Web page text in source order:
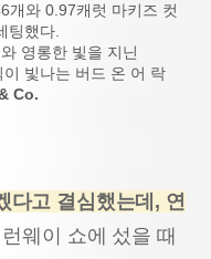
개와 0.97캐럿 마키즈 컷
팅했다.
영롱한 빛을 지닌
빛나는 버드 온 어 락
Co.
다고 결심했는데, 연
웨이 쇼에 섰을 때